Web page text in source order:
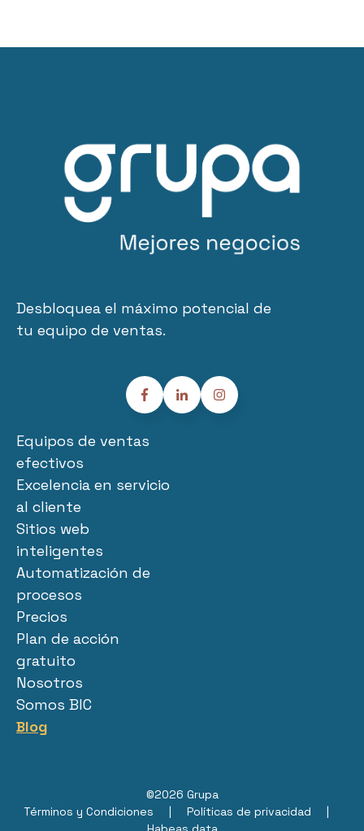
Desbloquea el máximo potencial de
tu equipo de ventas.
Equipos de ventas
efectivos
Excelencia en servicio
al cliente
Sitios web
inteligentes
Automatización de
procesos
Precios
Plan de acción
gratuito
Nosotros
Somos BIC
Blog
©2026 Grupa
Términos y Condiciones
Políticas de privacidad